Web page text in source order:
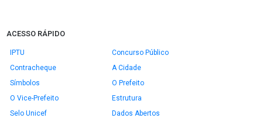
ACESSO RÁPIDO
IPTU
Concurso Público
Contracheque
A Cidade
Símbolos
O Prefeito
O Vice-Prefeito
Estrutura
Selo Unicef
Dados Abertos